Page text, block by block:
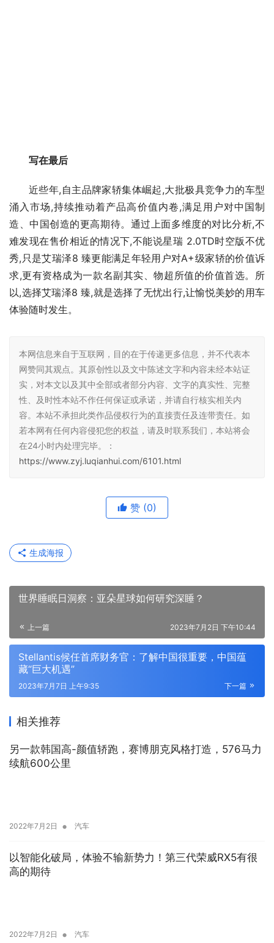
写在最后
近些年,自主品牌家轿集体崛起,大批极具竞争力的车型
涌入市场,持续推动着产品高价值内卷,满足用户对中国制
造、中国创造的更高期待。通过上面多维度的对比分析,不
难发现在售价相近的情况下,不能说星瑞 2.0TD时空版不优
秀,只是艾瑞泽8 臻更能满足年轻用户对A+级家轿的价值诉
求,更有资格成为一款名副其实、物超所值的价值首选。所
以,选择艾瑞泽8 臻,就是选择了无忧出行,让愉悦美妙的用车
体验随时发生。
本网信息来自于互联网，目的在于传递更多信息，并不代表本
网赞同其观点。其原创性以及文中陈述文字和内容未经本站证
实，对本文以及其中全部或者部分内容、文字的真实性、完整
性、及时性本站不作任何保证或承诺，并请自行核实相关内
容。本站不承担此类作品侵权行为的直接责任及连带责任。如
若本网有任何内容侵犯您的权益，请及时联系我们，本站将会
在24小时内处理完毕。：
https://www.zyj.luqianhui.com/6101.html
赞 (0)
生成海报
世界睡眠日洞察：亚朵星球如何研究深睡？
上一篇 2023年7月2日 下午10:44
Stellantis候任首席财务官：了解中国很重要，中国蕴
藏“巨大机遇”
下一篇
2023年7月7日 上午9:35
相关推荐
另一款韩国高-颜值轿跑，赛博朋克风格打造，576马力
续航600公里
2022年7月2日 • 汽车
以智能化破局，体验不输新势力！第三代荣威RX5有很
高的期待
2022年7月2日 • 汽车